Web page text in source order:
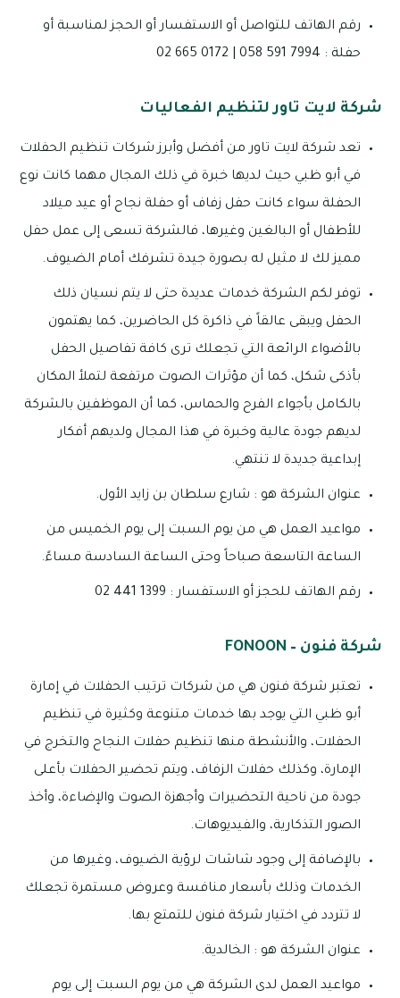
رقم الهاتف للتواصل أو الاستفسار أو الحجز لمناسبة أو
حفلة : 7994 591 058 | 0172 665 02
شركة لايت تاور لتنظيم الفعاليات
تعد شركة لايت تاور من أفضل وأبرز شركات تنظيم الحفلات
في أبو ظبي حيث لديها خبرة في ذلك المجال مهما كانت نوع
الحفلة سواء كانت حفل زفاف أو حفلة نجاح أو عيد ميلاد
للأطفال أو البالغين وغيرها، فالشركة تسعى إلى عمل حفل
مميز لك لا مثيل له بصورة جيدة تشرفك أمام الضيوف.
توفر لكم الشركة خدمات عديدة حتى لا يتم نسيان ذلك
الحفل ويبقى عالقاً في ذاكرة كل الحاضرين، كما يهتمون
بالأضواء الرائعة التي تجعلك ترى كافة تفاصيل الحفل
بأذكى شكل، كما أن مؤثرات الصوت مرتفعة لتملأ المكان
بالكامل بأجواء الفرح والحماس، كما أن الموظفين بالشركة
لديهم جودة عالية وخبرة في هذا المجال ولديهم أفكار
إبداعية جديدة لا تنتهي.
عنوان الشركة هو : شارع سلطان بن زايد الأول.
مواعيد العمل هي من يوم السبت إلى يوم الخميس من
الساعة التاسعة صباحاً وحتى الساعة السادسة مساءً.
رقم الهاتف للحجز أو الاستفسار : 1399 441 02
شركة فنون – FONOON
تعتبر شركة فنون هي من شركات ترتيب الحفلات في إمارة
أبو ظبي التي يوجد بها خدمات متنوعة وكثيرة في تنظيم
الحفلات، والأنشطة منها تنظيم حفلات النجاح والتخرج في
الإمارة، وكذلك حفلات الزفاف، ويتم تحضير الحفلات بأعلى
جودة من ناحية التحضيرات وأجهزة الصوت والإضاءة، وأخذ
الصور التذكارية، والفيديوهات.
بالإضافة إلى وجود شاشات لرؤية الضيوف، وغيرها من
الخدمات وذلك بأسعار منافسة وعروض مستمرة تجعلك
لا تتردد في اختيار شركة فنون للتمتع بها.
عنوان الشركة هو : الخالدية.
مواعيد العمل لدى الشركة هي من يوم السبت إلى يوم